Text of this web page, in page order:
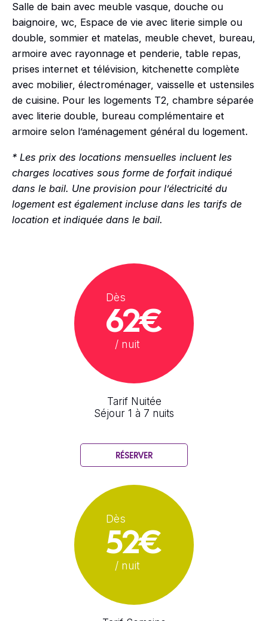
Salle de bain avec meuble vasque, douche ou
baignoire, wc, Espace de vie avec literie simple ou
double, sommier et matelas, meuble chevet, bureau,
armoire avec rayonnage et penderie, table repas,
prises internet et télévision, kitchenette complète
avec mobilier, électroménager, vaisselle et ustensiles
de cuisine. Pour les logements T2, chambre séparée
avec literie double, bureau complémentaire et
armoire selon l’aménagement général du logement.
* Les prix des locations mensuelles incluent les
charges locatives sous forme de forfait indiqué
dans le bail. Une provision pour l’électricité du
logement est également incluse dans les tarifs de
location et indiquée dans le bail.
Dès
62€
/ nuit
Tarif Nuitée
Séjour 1 à 7 nuits
RÉSERVER
Dès
52€
/ nuit